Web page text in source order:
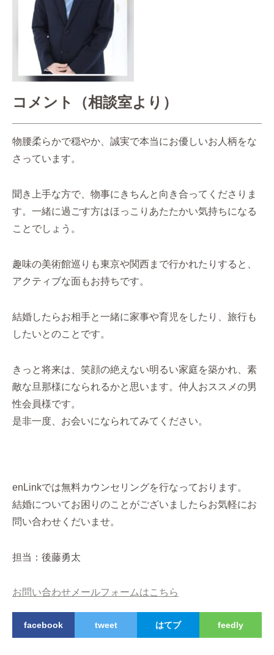
コメント（相談室より）
物腰柔らかで穏やか、誠実で本当にお優しいお人柄をな
さっています。
聞き上手な方で、物事にきちんと向き合ってくださりま
す。一緒に過ごす方はほっこりあたたかい気持ちになる
ことでしょう。
趣味の美術館巡りも東京や関西まで行かれたりすると、
アクティブな面もお持ちです。
結婚したらお相手と一緒に家事や育児をしたり、旅行も
したいとのことです。
きっと将来は、笑顔の絶えない明るい家庭を築かれ、素
敵な旦那様になられるかと思います。仲人おススメの男
性会員様です。
是非一度、お会いになられてみてください。
enLinkでは無料カウンセリングを行なっております。
結婚についてお困りのことがございましたらお気軽にお
問い合わせくだいませ。
担当：後藤勇太
お問い合わせメールフォームはこちら
facebook tweet はてブ feedly